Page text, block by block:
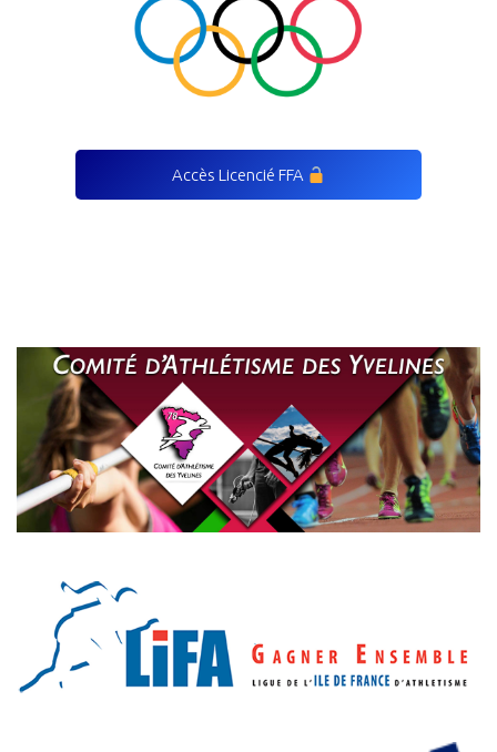
Accès Licencié FFA